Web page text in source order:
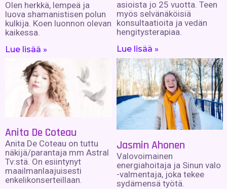
Olen herkkä, lempeä ja
luova shamanistisen polun
kulkija. Koen luonnon olevan
kaikessa.
Lue lisää »
asioista jo 25 vuotta. Teen
myös selvänäköisiä
konsultaatioita ja vedän
hengitysterapiaa.
Lue lisää »
Anita De Coteau
Anita De Coteau on tuttu
näkijä/parantaja mm Astral
Tv:stä. On esiintynyt
maailmanlaajuisesti
enkelikonserteillaan.
Jasmin Ahonen
Valovoimainen
energiahoitaja ja Sinun valo
-valmentaja, joka tekee
sydämensä työtä.